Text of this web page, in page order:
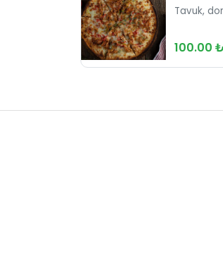
Tavuk,
100.00 ₺